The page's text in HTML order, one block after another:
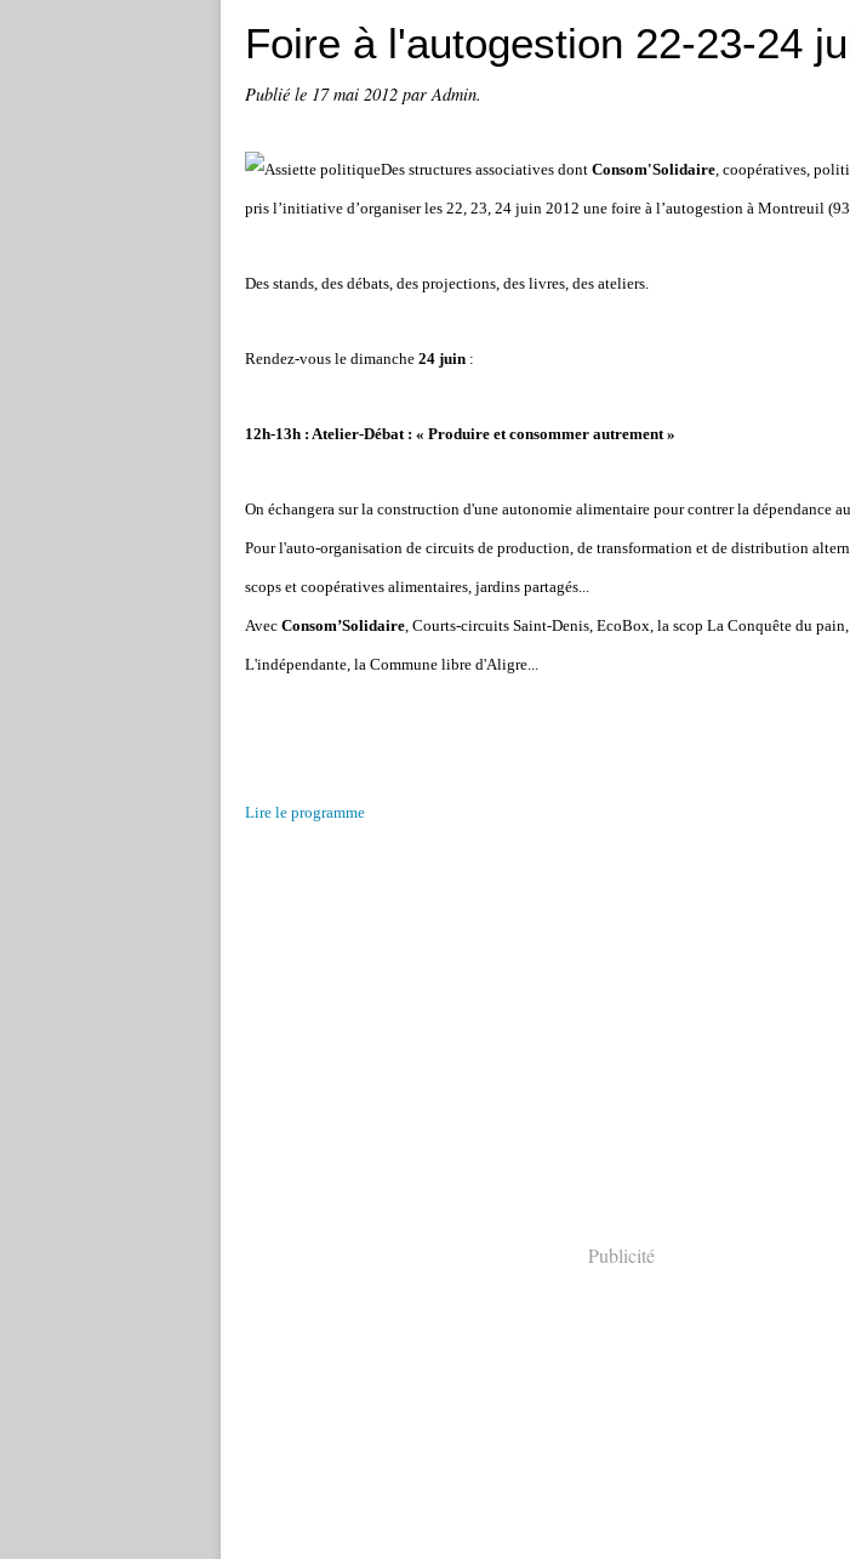
Foire à l'autogestion 22-23-24
Publié le 17 mai 2012 par Admin.
Des structures associatives dont Consom'Solidaire, coopératives,
pris l’initiative d’organiser les 22, 23, 24 juin 2012 une foire à l’autogestion à Montreuil
Des stands, des débats, des projections, des livres, des ateliers.
Rendez-vous le dimanche 24 juin :
12h-13h : Atelier-Débat : « Produire et consommer autrement »
On échangera sur la construction d'une autonomie alimentaire pour contrer la dépendance
Pour l'auto-organisation de circuits de production, de transformation et de distribution
scops et coopératives alimentaires, jardins partagés...
Avec Consom’Solidaire, Courts-circuits Saint-Denis, EcoBox, la scop La Conquête du
L'indépendante, la Commune libre d'Aligre...
Lire le programme
Publicité